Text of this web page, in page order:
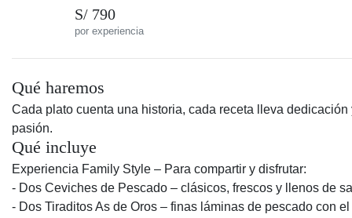
S/ 790
por experiencia
Qué haremos
Cada plato cuenta una historia, cada receta lleva dedicación
pasión.
Qué incluye
Experiencia Family Style – Para compartir y disfrutar:
- Dos Ceviches de Pescado – clásicos, frescos y llenos de
- Dos Tiraditos As de Oros – finas láminas de pescado con